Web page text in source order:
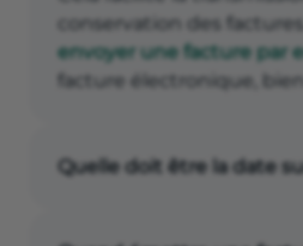
conservation des
envoyer une facture par
facture électronique,
Quelle doit être la date